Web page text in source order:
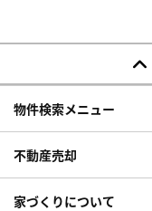
物件検索メニュー
不動産売却
家づくりについて